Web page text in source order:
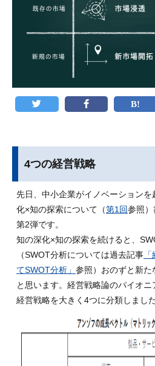
4つの経営戦略
先日、中小企業がイノベーション
化×知の探索について（第1回参照
第2弾です。
知の深化×知の探索を続けると、
（SWOT分析については過去記事
てSWOT分析」 参照）おのずと新た
と思います。経営戦略論のパイオ
経営戦略を大きく4つに分類しました